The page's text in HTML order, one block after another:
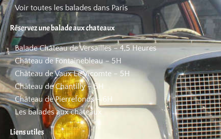
Voir toutes les balades dans Paris
Réservez une balade aux chateaux
Balade Château de Versailles – 4,5 Heures
Château de Fontainebleau – 5H
Château de Vaux Le Vicomte – 5H
Château de Chantilly – 5H
Château de Pierrefonds – 6H
Les balades aux châteaux
Liens utiles